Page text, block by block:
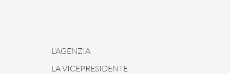
L’AGENZIA
LA VICEPRESIDENTE